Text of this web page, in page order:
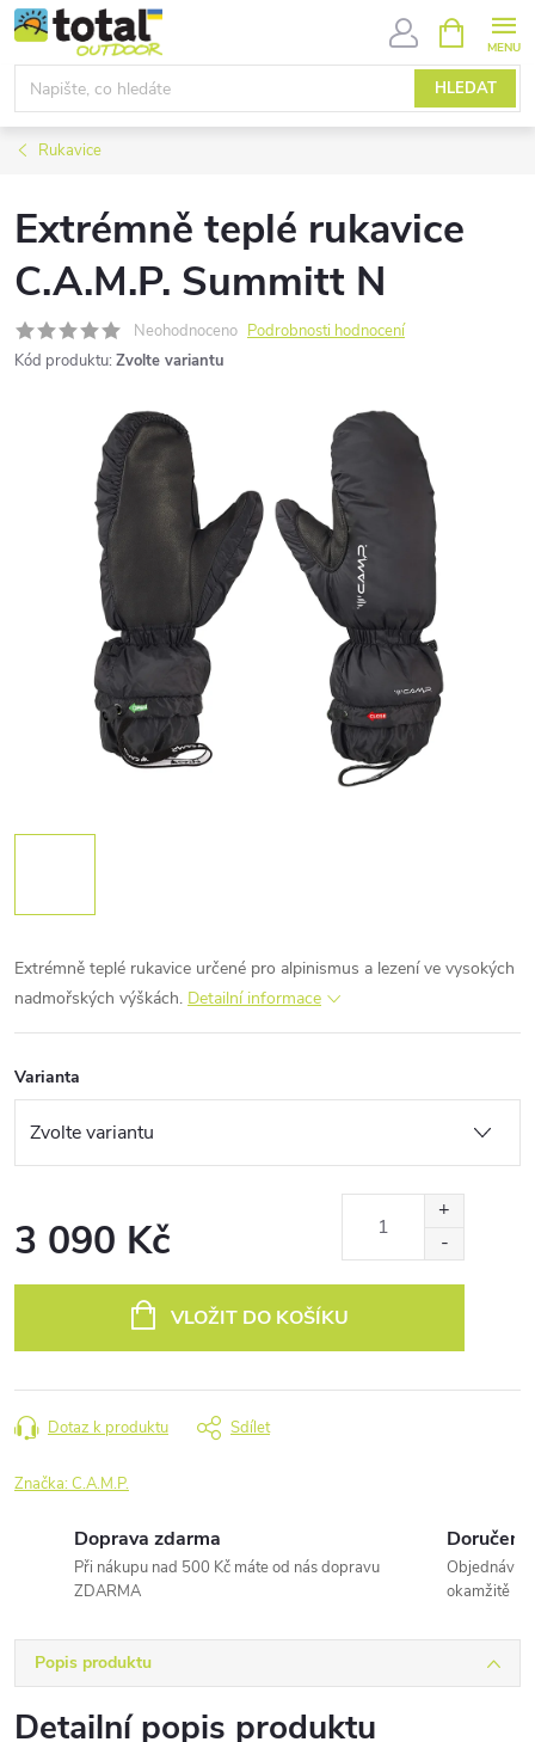
Přejít
na
obsah
HLEDAT
NÁKUPNÍ
KOŠÍK
Rukavice
Extrémně teplé rukavice
C.A.M.P. Summitt N
Neohodnoceno Podrobnosti hodnocení
Kód produktu: Zvolte variantu
Extrémně teplé rukavice určené pro alpinismus a lezení ve vysokých
nadmořských výškách. Detailní informace
Varianta
3 090 Kč
VLOŽIT DO KOŠÍKU
Dotaz k produktu Sdílet
Značka:C.A.M.P.
Doprava zdarma
Při nákupu nad 500 Kč máte od nás dopravu
ZDARMA
Doručení
okamžitě
Popis produktu
Detailní popis produktu